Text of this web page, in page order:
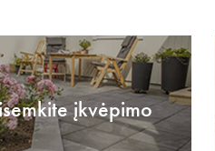
įkvėpimo